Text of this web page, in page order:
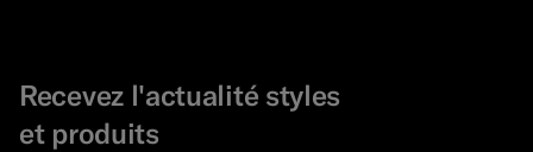
Recevez l'actualité styles
et produits